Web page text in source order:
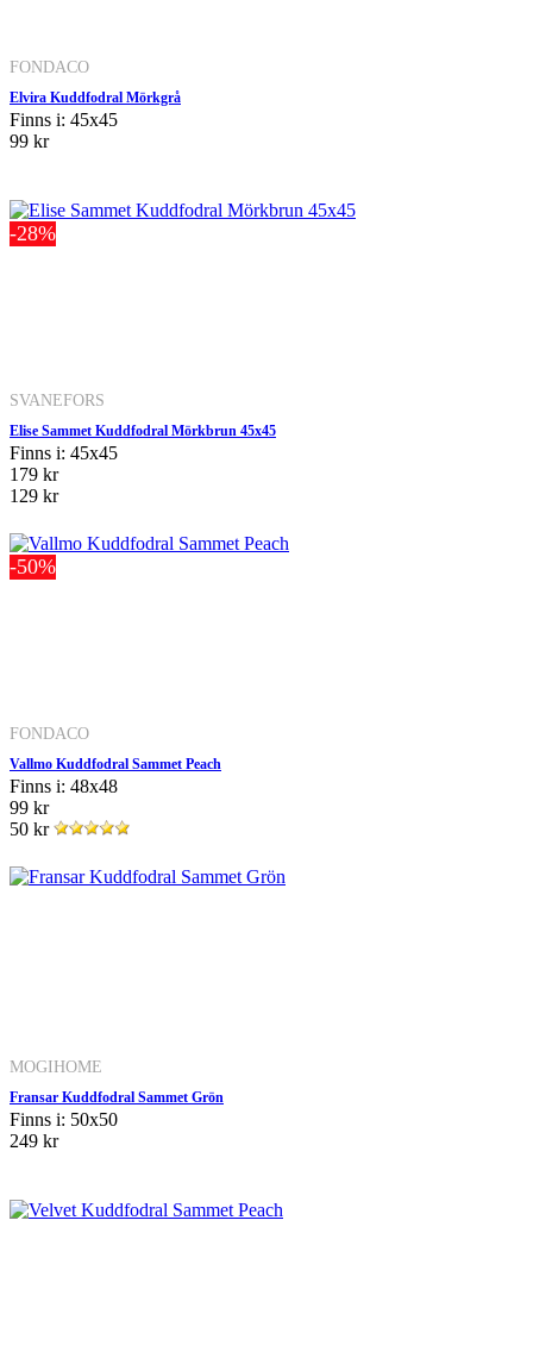
FONDACO
Elvira Kuddfodral Mörkgrå
Finns i: 45x45
99 kr
-28%
SVANEFORS
Elise Sammet Kuddfodral Mörkbrun 45x45
Finns i: 45x45
179 kr
129 kr
-50%
FONDACO
Vallmo Kuddfodral Sammet Peach
Finns i: 48x48
99 kr
50 kr
MOGIHOME
Fransar Kuddfodral Sammet Grön
Finns i: 50x50
249 kr